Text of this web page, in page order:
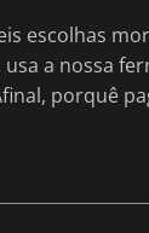
escolhas
a nossa
porquê